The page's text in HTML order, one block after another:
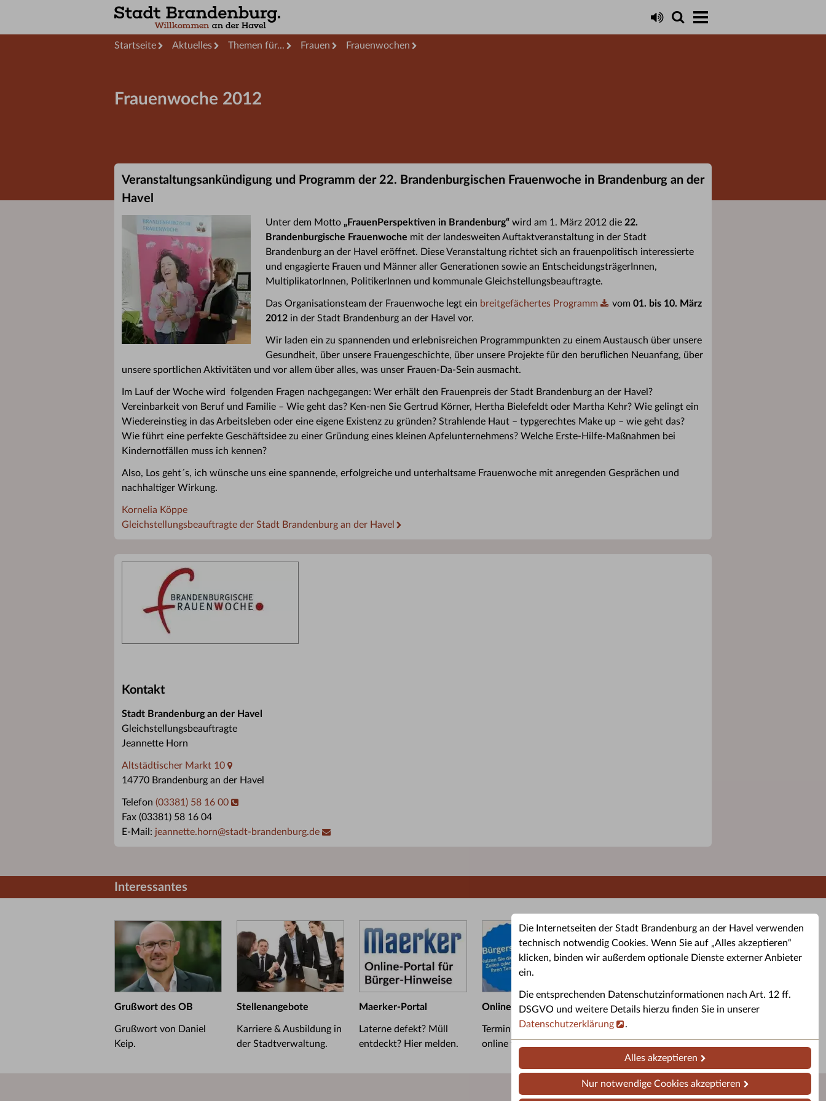
Die Internetseiten der Stadt Brandenburg an der Havel verwenden
technisch notwendig Cookies. Wenn Sie auf „Alles akzeptieren“
klicken, binden wir außerdem optionale Dienste externer Anbieter
ein.
Die entsprechenden Datenschutzinformationen nach Art. 12 ff.
DSGVO und weitere Details hierzu finden Sie in unserer
Datenschutzerklärung
.
Alles akzeptieren
Nur notwendige Cookies akzeptieren
Startseite Aktuelles Themen für... Frauen Frauenwochen
Frauenwoche 2012
Veranstaltungsankündigung und Programm der 22. Brandenburgischen Frauenwoche in Brandenburg an der
Havel
Unter dem Motto „FrauenPerspektiven in Brandenburg“ wird am 1. März 2012 die 22.
Brandenburgische Frauenwoche mit der landesweiten Auftaktveranstaltung in der Stadt
Brandenburg an der Havel eröffnet. Diese Veranstaltung richtet sich an frauenpolitisch interessierte
und engagierte Frauen und Männer aller Generationen sowie an EntscheidungsträgerInnen,
MultiplikatorInnen, PolitikerInnen und kommunale Gleichstellungsbeauftragte.
Das Organisationsteam der Frauenwoche legt ein breitgefächertes Programm vom 01. bis 10. März
2012 in der Stadt Brandenburg an der Havel vor.
Wir laden ein zu spannenden und erlebnisreichen Programmpunkten zu einem Austausch über unsere
Gesundheit, über unsere Frauengeschichte, über unsere Projekte für den beruflichen Neuanfang, über
unsere sportlichen Aktivitäten und vor allem über alles, was unser Frauen-Da-Sein ausmacht.
Im Lauf der Woche wird folgenden Fragen nachgegangen: Wer erhält den Frauenpreis der Stadt Brandenburg an der Havel?
Vereinbarkeit von Beruf und Familie – Wie geht das? Ken-nen Sie Gertrud Körner, Hertha Bielefeldt oder Martha Kehr? Wie gelingt ein
Wiedereinstieg in das Arbeitsleben oder eine eigene Existenz zu gründen? Strahlende Haut – typgerechtes Make up – wie geht das?
Wie führt eine perfekte Geschäftsidee zu einer Gründung eines kleinen Apfelunternehmens? Welche Erste-Hilfe-Maßnahmen bei
Kindernotfällen muss ich kennen?
Also, Los geht´s, ich wünsche uns eine spannende, erfolgreiche und unterhaltsame Frauenwoche mit anregenden Gesprächen und
nachhaltiger Wirkung.
Kornelia Köppe
Gleichstellungsbeauftragte der Stadt Brandenburg an der Havel
Kontakt
Stadt Brandenburg an der Havel
Gleichstellungsbeauftragte
Jeannette Horn
Altstädtischer Markt 10
14770 Brandenburg an der Havel
Telefon (03381) 58 16 00
Fax (03381) 58 16 04
E-Mail: jeannette.horn@stadt-brandenburg.de
Interessantes
Grußwort des OB
Grußwort von Daniel
Keip.
Stellenangebote
Karriere & Ausbildung in
der Stadtverwaltung.
Maerker-Portal
Laterne defekt? Müll
entdeckt? Hier melden.
Online-Terminbuchung
Termin im Bürgerservice
online vereinbaren.
Altkleider-Container
Standorte für Altkleider-
Sporttermine